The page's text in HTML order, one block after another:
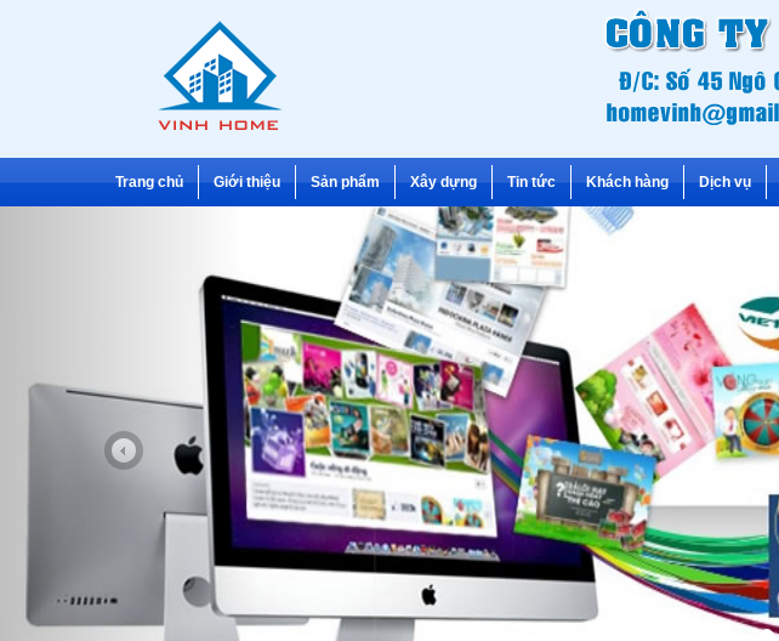
Trang chủ Giới thiệu Sản phẩm Xây dựng Tin tức Khách hàng Dịch vụ